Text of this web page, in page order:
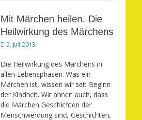
Mit Märchen heilen. Die
Heilwirkung des Märchens
Veröffentlicht
5. Juli 2013
Die Heilwirkung des Märchens in
allen Lebensphasen. Was ein
Märchen ist, wissen wir seit Beginn
der Kindheit. Wir ahnen auch, dass
die Märchen Geschichten der
Menschwerdung sind, Geschichten,